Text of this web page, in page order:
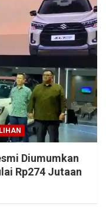
Diumumkan
Rp274 Jutaan